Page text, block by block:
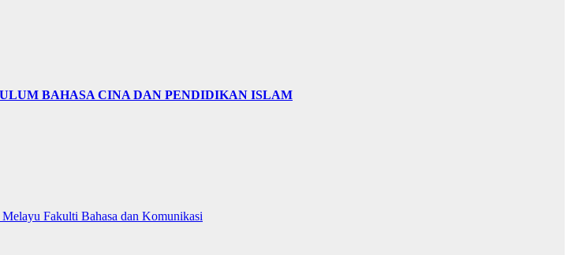
BAHASA CINA DAN PENDIDIKAN ISLAM
Fakulti Bahasa dan Komunikasi